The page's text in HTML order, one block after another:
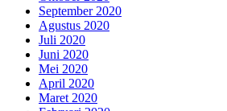
September 2020
Agustus 2020
Juli 2020
Juni 2020
Mei 2020
April 2020
Maret 2020